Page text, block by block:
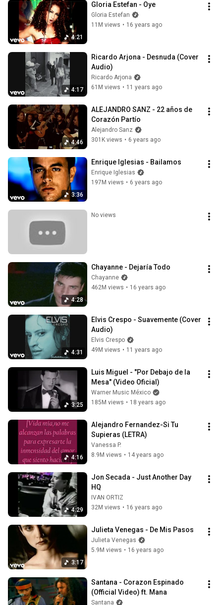
4:21
Gloria Estefan - Oye
Gloria Estefan
11M views • 16 years ago
4:17
Ricardo Arjona - Desnuda (Cover
Audio)
Ricardo Arjona
61M views • 11 years ago
4:46
ALEJANDRO SANZ - 22 años de
Corazón Partío
Alejandro Sanz
301K views • 6 years ago
3:36
Enrique Iglesias - Bailamos
Enrique Iglesias
197M views • 6 years ago
No views
4:28
Chayanne - Dejaría Todo
Chayanne
462M views • 16 years ago
4:31
Elvis Crespo - Suavemente (Cover
Audio)
Elvis Crespo
49M views • 11 years ago
3:25
Luis Miguel - "Por Debajo de la
Mesa" (Video Oficial)
Warner Music México
185M views • 18 years ago
4:16
Alejandro Fernandez-Si Tu
Supieras (LETRA)
Vanessa P.
8.9M views • 14 years ago
4:29
Jon Secada - Just Another Day
HQ
IVAN ORTIZ
32M views • 16 years ago
3:17
Julieta Venegas - De Mis Pasos
Julieta Venegas
5.9M views • 16 years ago
Santana - Corazon Espinado
(Official Video) ft. Mana
Santana